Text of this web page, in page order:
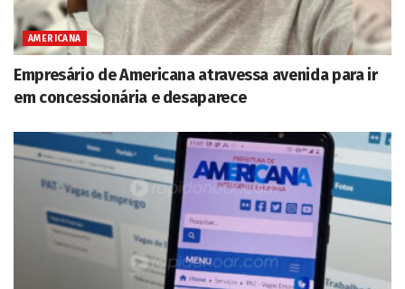
AMERICANA
Empresário de Americana atravessa avenida para ir
em concessionária e desaparece